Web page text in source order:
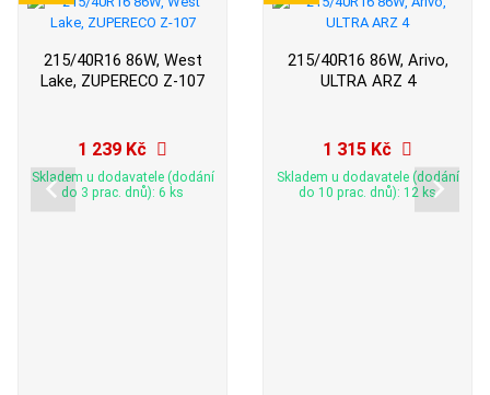
215/40R16 86W, West
Lake, ZUPERECO Z-107
1 239 Kč
Skladem u dodavatele (dodání
do 3 prac. dnů): 6 ks
215/40R16 86W, Arivo,
ULTRA ARZ 4
1 315 Kč
Skladem u dodavatele (dodání
do 10 prac. dnů): 12 ks